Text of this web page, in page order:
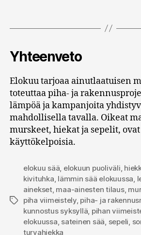
Yhteenveto
Elokuu tarjoaa ainutlaatuisen
toteuttaa piha- ja
lämpöä ja kampanjoita
mahdollisella tavalla. Oikeat
murskeet, hiekat ja sepelit,
käyttökelpoisia.
Avainsanat
elokuu sää elokuun puoliväli
kivituhka lämmin sää elokuussa
ainekset, maa-ainesten tilaus,
piha viimeistely, piha- ja
kunnostus syksyllä pihan
elokuussa sateinen sää sepeli
turvahiekka